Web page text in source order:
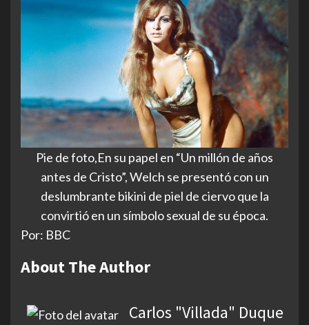
Pie de foto,En su papel en “Un millón de años
antes de Cristo”, Welch se presentó con un
deslumbrante bikini de piel de ciervo que la
convirtió en un símbolo sexual de su época.
Por: BBC
About The Author
Carlos "Villada" Duque